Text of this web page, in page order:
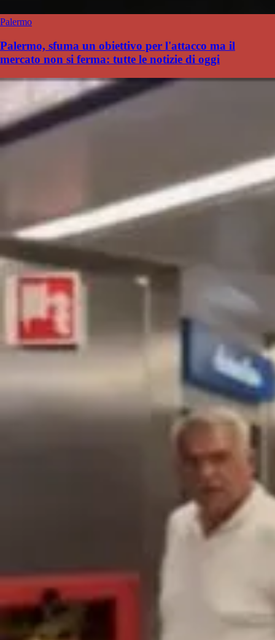
Palermo
Palermo, sfuma un obiettivo per l'attacco ma il
mercato non si ferma: tutte le notizie di oggi